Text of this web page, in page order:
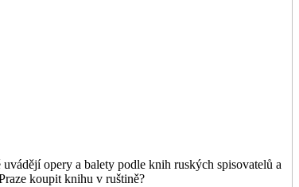
opery a balety podle knih ruských spisovatelů a
koupit knihu v ruštině?